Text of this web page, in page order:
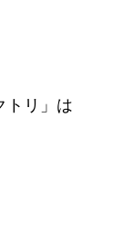
トリ」は